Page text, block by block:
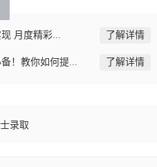
月度精彩... 了解详情
！教你如何提... 了解详情
录取